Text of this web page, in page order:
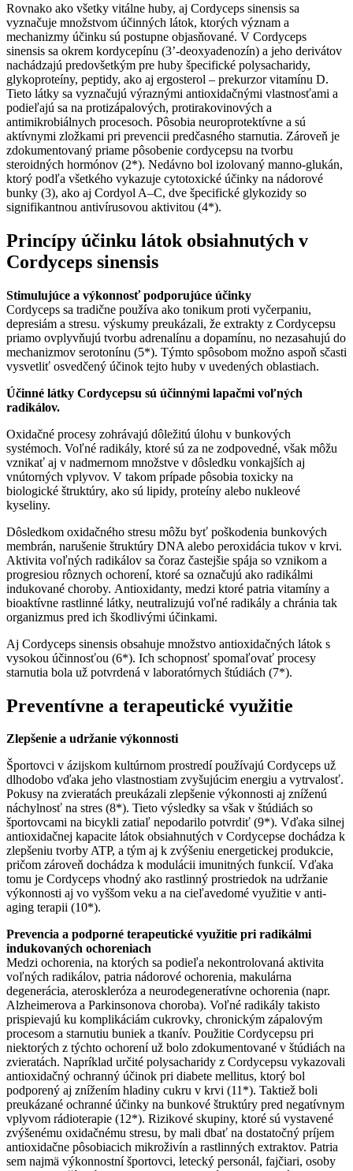
Rovnako ako všetky vitálne huby, aj Cordyceps sinensis sa
vyznačuje množstvom účinných látok, ktorých význam a
mechanizmy účinku sú postupne objasňované. V Cordyceps
sinensis sa okrem kordycepínu (3’-deoxyadenozín) a jeho derivátov
nachádzajú predovšetkým pre huby špecifické polysacharidy,
glykoproteíny, peptidy, ako aj ergosterol – prekurzor vitamínu D.
Tieto látky sa vyznačujú výraznými antioxidačnými vlastnosťami a
podieľajú sa na protizápalových, protirakovinových a
antimikrobiálnych procesoch. Pôsobia neuroprotektívne a sú
aktívnymi zložkami pri prevencii predčasného starnutia. Zároveň je
zdokumentovaný priame pôsobenie cordycepsu na tvorbu
steroidných hormónov (2*). Nedávno bol izolovaný manno-glukán,
ktorý podľa všetkého vykazuje cytotoxické účinky na nádorové
bunky (3), ako aj Cordyol A–C, dve špecifické glykozidy so
signifikantnou antivírusovou aktivitou (4*).
Princípy účinku látok obsiahnutých v
Cordyceps sinensis
Stimulujúce a výkonnosť podporujúce účinky
Cordyceps sa tradične používa ako tonikum proti vyčerpaniu,
depresiám a stresu. výskumy preukázali, že extrakty z Cordycepsu
priamo ovplyvňujú tvorbu adrenalínu a dopamínu, no nezasahujú do
mechanizmov serotonínu (5*). Týmto spôsobom možno aspoň sčasti
vysvetliť osvedčený účinok tejto huby v uvedených oblastiach.
Účinné látky Cordycepsu sú účinnými lapačmi voľných
radikálov.
Oxidačné procesy zohrávajú dôležitú úlohu v bunkových
systémoch. Voľné radikály, ktoré sú za ne zodpovedné, však môžu
vznikať aj v nadmernom množstve v dôsledku vonkajších aj
vnútorných vplyvov. V takom prípade pôsobia toxicky na
biologické štruktúry, ako sú lipidy, proteíny alebo nukleové
kyseliny.
Dôsledkom oxidačného stresu môžu byť poškodenia bunkových
membrán, narušenie štruktúry DNA alebo peroxidácia tukov v krvi.
Aktivita voľných radikálov sa čoraz častejšie spája so vznikom a
progresiou rôznych ochorení, ktoré sa označujú ako radikálmi
indukované choroby. Antioxidanty, medzi ktoré patria vitamíny a
bioaktívne rastlinné látky, neutralizujú voľné radikály a chránia tak
organizmus pred ich škodlivými účinkami.
Aj Cordyceps sinensis obsahuje množstvo antioxidačných látok s
vysokou účinnosťou (6*). Ich schopnosť spomaľovať procesy
starnutia bola už potvrdená v laboratórnych štúdiách (7*).
Preventívne a terapeutické využitie
Zlepšenie a udržanie výkonnosti
Športovci v ázijskom kultúrnom prostredí používajú Cordyceps už
dlhodobo vďaka jeho vlastnostiam zvyšujúcim energiu a vytrvalosť.
Pokusy na zvieratách preukázali zlepšenie výkonnosti aj zníženú
náchylnosť na stres (8*). Tieto výsledky sa však v štúdiách so
športovcami na bicykli zatiaľ nepodarilo potvrdiť (9*). Vďaka silnej
antioxidačnej kapacite látok obsiahnutých v Cordycepse dochádza k
zlepšeniu tvorby ATP, a tým aj k zvýšeniu energetickej produkcie,
pričom zároveň dochádza k modulácii imunitných funkcií. Vďaka
tomu je Cordyceps vhodný ako rastlinný prostriedok na udržanie
výkonnosti aj vo vyššom veku a na cieľavedomé využitie v anti-
aging terapii (10*).
Prevencia a podporné terapeutické využitie pri radikálmi
indukovaných ochoreniach
Medzi ochorenia, na ktorých sa podieľa nekontrolovaná aktivita
voľných radikálov, patria nádorové ochorenia, makulárna
degenerácia, ateroskleróza a neurodegeneratívne ochorenia (napr.
Alzheimerova a Parkinsonova choroba). Voľné radikály takisto
prispievajú ku komplikáciám cukrovky, chronickým zápalovým
procesom a starnutiu buniek a tkanív. Použitie Cordycepsu pri
niektorých z týchto ochorení už bolo zdokumentované v štúdiách na
zvieratách. Napríklad určité polysacharidy z Cordycepsu vykazovali
antioxidačný ochranný účinok pri diabete mellitus, ktorý bol
podporený aj znížením hladiny cukru v krvi (11*). Taktiež boli
preukázané ochranné účinky na bunkové štruktúry pred negatívnym
vplyvom rádioterapie (12*). Rizikové skupiny, ktoré sú vystavené
zvýšenému oxidačnému stresu, by mali dbať na dostatočný príjem
antioxidačne pôsobiacich mikroživín a rastlinných extraktov. Patria
sem najmä výkonnostní športovci, letecký personál, fajčiari, osoby